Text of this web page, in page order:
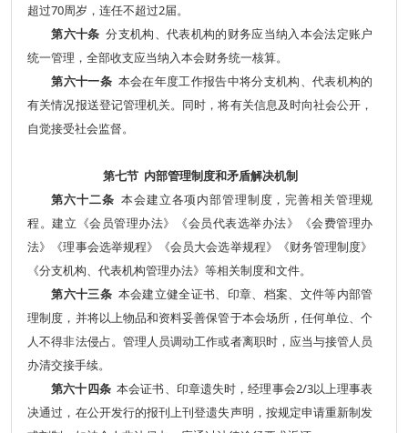
超过70周岁，连任不超过2届。
第六十条 分支机构、代表机构的财务应当纳入本会法定账户
统一管理，全部收支应当纳入本会财务统一核算。
第六十一条本会在年度工作报告中将分支机构、代表机构的
有关情况报送登记管理机关。同时，将有关信息及时向社会公开，
自觉接受社会监督。
第七节 内部管理制度和矛盾解决机制
第六十二条 本会建立各项内部管理制度，完善相关管理规
程。建立《会员管理办法》《会员代表选举办法》《会费管理办
法》《理事会选举规程》《会员大会选举规程》《财务管理制度》
《分支机构、代表机构管理办法》等相关制度和文件。
第六十三条本会建立健全证书、印章、档案、文件等内部管
理制度，并将以上物品和资料妥善保管于本会场所，任何单位、个
人不得非法侵占。管理人员调动工作或者离职时，应当与接管人员
办清交接手续。
第六十四条本会证书、印章遗失时，经理事会2/3以上理事表
决通过，在公开发行的报刊上刊登遗失声明，按规定申请重新制发